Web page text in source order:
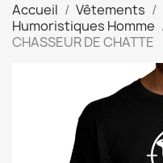
Accueil Vêtements
Humoristiques Homme
CHASSEUR DE CHATTE